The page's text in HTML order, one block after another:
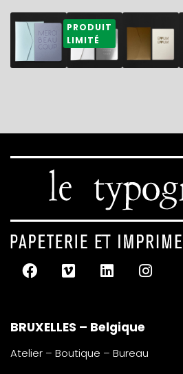
7,90€ 5,90€
PRODUIT
LIMITÉ
5,90€
BRUXELLES – Belgique
Atelier – Boutique – Bureau